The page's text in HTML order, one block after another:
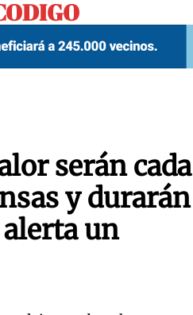
serán cada
y durarán
un